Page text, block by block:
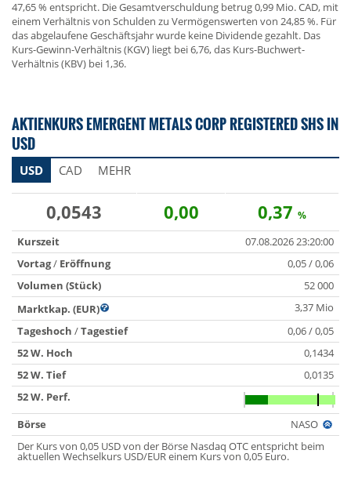
47,65 % entspricht. Die Gesamtverschuldung betrug 0,99 Mio. CAD, mit
einem Verhältnis von Schulden zu Vermögenswerten von 24,85 %. Für
das abgelaufene Geschäftsjahr wurde keine Dividende gezahlt. Das
Kurs-Gewinn-Verhältnis (KGV) liegt bei 6,76, das Kurs-Buchwert-
Verhältnis (KBV) bei 1,36.
AKTIENKURS EMERGENT METALS CORP REGISTERED SHS IN
USD
USD CAD MEHR
0,0543 0,00 0,37 %
Kurszeit
07.08.2026 23:20:00
Vortag/ Eröffnung
0,05 / 0,06
Volumen (Stück)
52 000
Marktkap. (EUR)
3,37 Mio
Tageshoch /Tagestief
0,06 / 0,05
52 W. Hoch
0,1434
52 W. Tief
0,0135
52 W. Perf.
Börse
NASO
Der Kurs von 0,05 USD von der Börse Nasdaq OTC entspricht beim
aktuellen Wechselkurs USD/EUR einem Kurs von 0,05 Euro.